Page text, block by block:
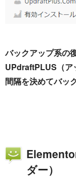
バックアップ系の
UPdraftPLUS（ア
間隔を決めてバッ
ダー）